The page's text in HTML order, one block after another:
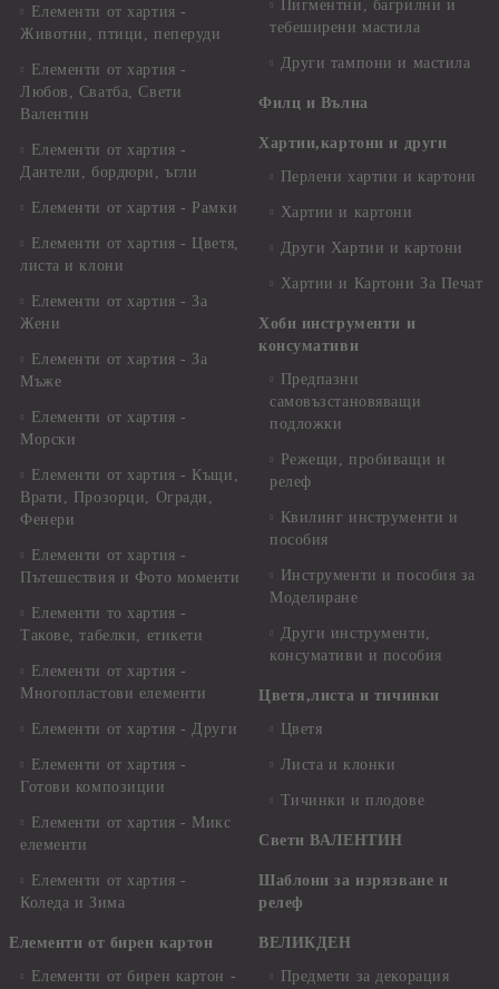
Елементи от хартия -
Животни, птици, пеперуди
Елементи от хартия -
Любов, Сватба, Свети
Валентин
Елементи от хартия -
Дантели, бордюри, ъгли
Елементи от хартия - Рамки
Елементи от хартия - Цветя,
листа и клони
Елементи от хартия - За
Жени
Елементи от хартия - За
Мъже
Елементи от хартия -
Морски
Елементи от хартия - Къщи,
Врати, Прозорци, Огради,
Фенери
Елементи от хартия -
Пътешествия и Фото моменти
Елементи то хартия -
Такове, табелки, етикети
Елементи от хартия -
Многопластови елементи
Елементи от хартия - Други
Елементи от хартия -
Готови композиции
Елементи от хартия - Микс
елементи
Елементи от хартия -
Коледа и Зима
Елементи от бирен картон
Елементи от бирен картон -
Пигментни, багрилни и
тебеширени мастила
Други тампони и мастила
Филц и Вълна
Хартии,картони и други
Перлени хартии и картони
Хартии и картони
Други Хартии и картони
Хартии и Картони За Печат
Хоби инструменти и
консумативи
Предпазни
самовъзстановяващи
подложки
Режещи, пробиващи и
релеф
Квилинг инструменти и
пособия
Инструменти и пособия за
Моделиране
Други инструменти,
консумативи и пособия
Цветя,листа и тичинки
Цветя
Листа и клонки
Тичинки и плодове
Свети ВАЛЕНТИН
Шаблони за изрязване и
релеф
ВЕЛИКДЕН
Предмети за декорация